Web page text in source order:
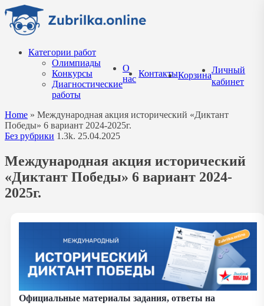
Перейти
содержанию
Категории работ
Олимпиады
Конкурсы
Диагностические
работы
О
нас
КонтактыКорзина
Личный
кабинет
Home » Международная акция исторический «Диктант
Победы» 6 вариант 2024-2025г.
Без рубрики 1.3k. 25.04.2025
Международная акция исторический
«Диктант Победы» 6 вариант 2024-
2025г.
Официальные материалы задания, ответы на